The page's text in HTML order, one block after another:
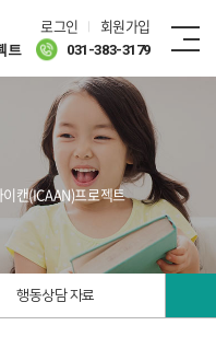
로그인 회원가입
트 031-383-3179
캔(ICAAN)프로젝트
행동상담 자료